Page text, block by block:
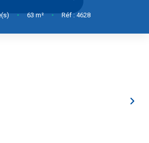
NOS SERVICES
• 63m² • Réf : 4628